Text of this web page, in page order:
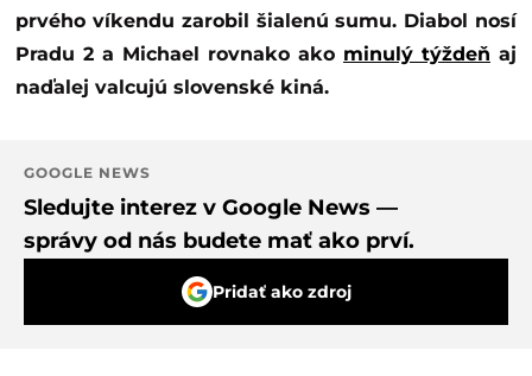
prvého víkendu zarobil šialenú sumu. Diabol nosí
Pradu 2 a Michael rovnako ako minulý týždeň aj
naďalej valcujú slovenské kiná.
GOOGLE NEWS
Sledujte interez v Google News —
správy od nás budete mať ako prví.
Pridať ako zdroj